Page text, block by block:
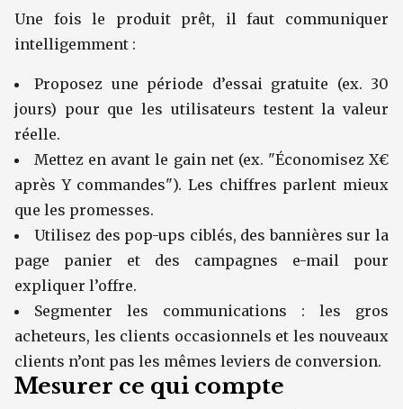
Une fois le produit prêt, il faut communiquer
intelligemment :
Proposez une période d’essai gratuite (ex. 30
jours) pour que les utilisateurs testent la valeur
réelle.
Mettez en avant le gain net (ex. "Économisez X€
après Y commandes"). Les chiffres parlent mieux
que les promesses.
Utilisez des pop-ups ciblés, des bannières sur la
page panier et des campagnes e-mail pour
expliquer l’offre.
Segmenter les communications : les gros
acheteurs, les clients occasionnels et les nouveaux
clients n’ont pas les mêmes leviers de conversion.
Mesurer ce qui compte